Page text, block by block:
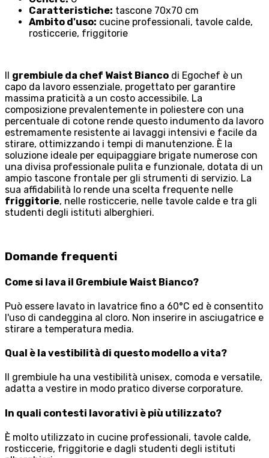
Caratteristiche: tascone 70x70 cm
Ambito d'uso: cucine professionali, tavole calde,
rosticcerie, friggitorie
Il grembiule da chef Waist Bianco di Egochef è un
capo da lavoro essenziale, progettato per garantire
massima praticità a un costo accessibile. La
composizione prevalentemente in poliestere con una
percentuale di cotone rende questo indumento da lavoro
estremamente resistente ai lavaggi intensivi e facile da
stirare, ottimizzando i tempi di manutenzione. È la
soluzione ideale per equipaggiare brigate numerose con
una divisa professionale pulita e funzionale, dotata di un
ampio tascone frontale per gli strumenti di servizio. La
sua affidabilità lo rende una scelta frequente nelle
friggitorie, nelle rosticcerie, nelle tavole calde e tra gli
studenti degli istituti alberghieri.
Domande frequenti
Come si lava il Grembiule Waist Bianco?
Può essere lavato in lavatrice fino a 60°C ed è consentito
l'uso di candeggina al cloro. Non inserire in asciugatrice e
stirare a temperatura media.
Qual è la vestibilità di questo modello a vita?
Il grembiule ha una vestibilità unisex, comoda e versatile,
adatta a vestire in modo pratico diverse corporature.
In quali contesti lavorativi è più utilizzato?
È molto utilizzato in cucine professionali, tavole calde,
rosticcerie, friggitorie e dagli studenti degli istituti